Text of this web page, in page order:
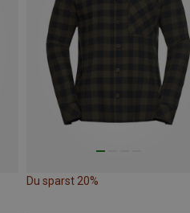
Du sparst 20%